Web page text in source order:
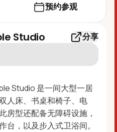
预约参观
Studio
分享
Studio 是一间大型一居
人床、书桌和椅子、电
房型还配备无障碍设施，
台，以及步入式卫浴间。